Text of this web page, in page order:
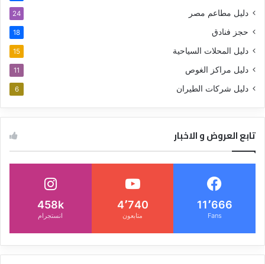
دليل مطاعم مصر 24
حجز فنادق 18
دليل المحلات السياحية 15
دليل مراكز الغوص 11
دليل شركات الطيران 6
تابع العروض و الاخبار
11٬666
Fans
4٬740
متابعون
458k
انستجرام